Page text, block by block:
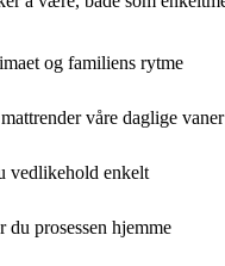
og familiens rytme
våre daglige vaner
vedlikehold enkelt
prosessen hjemme